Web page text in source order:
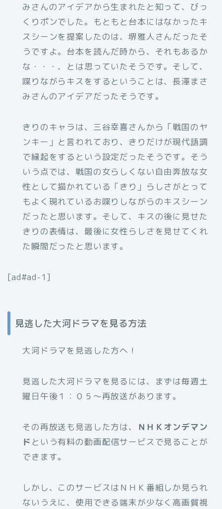
みさんのアイデアから生まれたと知って、びっ
くりポンでした。もともと台本にはなかったキ
スシーンを提案したのは、堺雅人さんだったそ
うですよ。台本を読んだ時から、それもあるか
な・・・、とは思っていたそうです。そして、
喋りながらキスをするということは、長澤まさ
みさんのアイデアだったそうです。
きりのキャラは、三谷幸喜さんから「戦国のヤ
ンキー」と言われており、きりだけが現代語調
で縁起をするという設定だったそうです。そう
いう点では、戦国の女らしくない自由奔放な女
性として描かれている「きり」らしさがとって
もよく現れているお喋りしながらのキスシーン
だったと思います。そして、キスの後に見せた
きりの表情は、最後に女性らしさを見せてくれ
た瞬間だったと思います。
[ad#ad-1]
見逃した大河ドラマを見る方法
大河ドラマを見逃した方へ！
見逃した大河ドラマを見るには、まずは毎週土
曜日午後１：０５～再放送があります。
その再放送も見逃した方は、
ＮＨＫオンデマン
ド という有料の動画配信サービスで見ることが
できます。
しかし、このサービスはＮＨＫ番組しか見られ
ないうえに、使用できる端末が少なく高画質視